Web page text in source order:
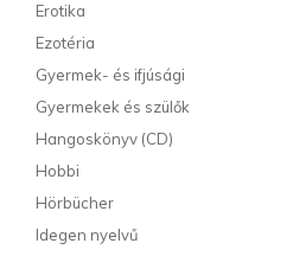
Erotika
Ezotéria
Gyermek- és ifjúsági
Gyermekek és szülők
Hangoskönyv (CD)
Hobbi
Hörbücher
Idegen nyelvű